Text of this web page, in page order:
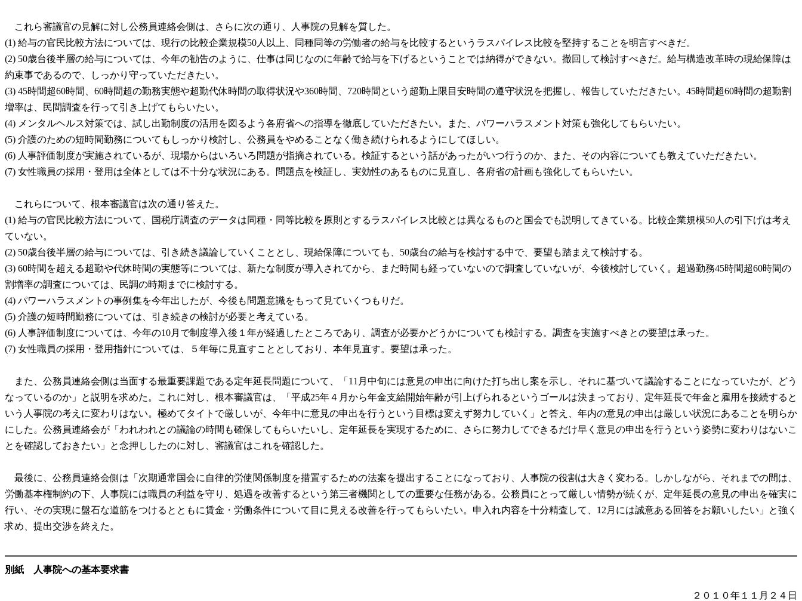
これら審議官の見解に対し公務員連絡会側は、さらに次の通り、人事院の見解を質した。
(1) 給与の官民比較方法については、現行の比較企業規模50人以上、同種同等の労働者の給与を比較するというラスパイレス比較を堅持することを明言すべきだ。
(2) 50歳台後半層の給与については、今年の勧告のように、仕事は同じなのに年齢で給与を下げるということでは納得ができない。撤回して検討すべきだ。給与構造改革時の現給保障は
約束事であるので、しっかり守っていただきたい。
(3) 45時間超60時間、60時間超の勤務実態や超勤代休時間の取得状況や360時間、720時間という超勤上限目安時間の遵守状況を把握し、報告していただきたい。45時間超60時間の超勤割
増率は、民間調査を行って引き上げてもらいたい。
(4) メンタルヘルス対策では、試し出勤制度の活用を図るよう各府省への指導を徹底していただきたい。また、パワーハラスメント対策も強化してもらいたい。
(5) 介護のための短時間勤務についてもしっかり検討し、公務員をやめることなく働き続けられるようにしてほしい。
(6) 人事評価制度が実施されているが、現場からはいろいろ問題が指摘されている。検証するという話があったがいつ行うのか、また、その内容についても教えていただきたい。
(7) 女性職員の採用・登用は全体としては不十分な状況にある。問題点を検証し、実効性のあるものに見直し、各府省の計画も強化してもらいたい。
これらについて、根本審議官は次の通り答えた。
(1) 給与の官民比較方法について、国税庁調査のデータは同種・同等比較を原則とするラスパイレス比較とは異なるものと国会でも説明してきている。比較企業規模50人の引下げは考え
ていない。
(2) 50歳台後半層の給与については、引き続き議論していくこととし、現給保障についても、50歳台の給与を検討する中で、要望も踏まえて検討する。
(3) 60時間を超える超勤や代休時間の実態等については、新たな制度が導入されてから、まだ時間も経っていないので調査していないが、今後検討していく。超過勤務45時間超60時間の
割増率の調査については、民調の時期までに検討する。
(4) パワーハラスメントの事例集を今年出したが、今後も問題意識をもって見ていくつもりだ。
(5) 介護の短時間勤務については、引き続きの検討が必要と考えている。
(6) 人事評価制度については、今年の10月で制度導入後１年が経過したところであり、調査が必要かどうかについても検討する。調査を実施すべきとの要望は承った。
(7) 女性職員の採用・登用指針については、５年毎に見直すこととしており、本年見直す。要望は承った。
また、公務員連絡会側は当面する最重要課題である定年延長問題について、「11月中旬には意見の申出に向けた打ち出し案を示し、それに基づいて議論することになっていたが、どう
なっているのか」と説明を求めた。これに対し、根本審議官は、「平成25年４月から年金支給開始年齢が引上げられるというゴールは決まっており、定年延長で年金と雇用を接続すると
いう人事院の考えに変わりはない。極めてタイトで厳しいが、今年中に意見の申出を行うという目標は変えず努力していく」と答え、年内の意見の申出は厳しい状況にあることを明らか
にした。公務員連絡会が「われわれとの議論の時間も確保してもらいたいし、定年延長を実現するために、さらに努力してできるだけ早く意見の申出を行うという姿勢に変わりはないこ
とを確認しておきたい」と念押ししたのに対し、審議官はこれを確認した。
最後に、公務員連絡会側は「次期通常国会に自律的労使関係制度を措置するための法案を提出することになっており、人事院の役割は大きく変わる。しかしながら、それまでの間は、
労働基本権制約の下、人事院には職員の利益を守り、処遇を改善するという第三者機関としての重要な任務がある。公務員にとって厳しい情勢が続くが、定年延長の意見の申出を確実に
行い、その実現に盤石な道筋をつけるとともに賃金・労働条件について目に見える改善を行ってもらいたい。申入れ内容を十分精査して、12月には誠意ある回答をお願いしたい」と強く
求め、提出交渉を終えた。
別紙 人事院への基本要求書
２０１０年１１月２４日